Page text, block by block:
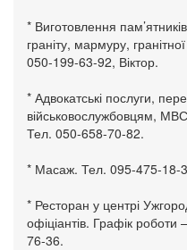
* Виготовлення
граніту, мармуру,
050-199-63-92, Віктор.
* Адвокатські послуги,
військовослужбовцям,
Тел. 050-658-70-82.
* Масаж. Тел. 095-475-18-
* Ресторан у центрі
офіціантів. Графік
76-36.